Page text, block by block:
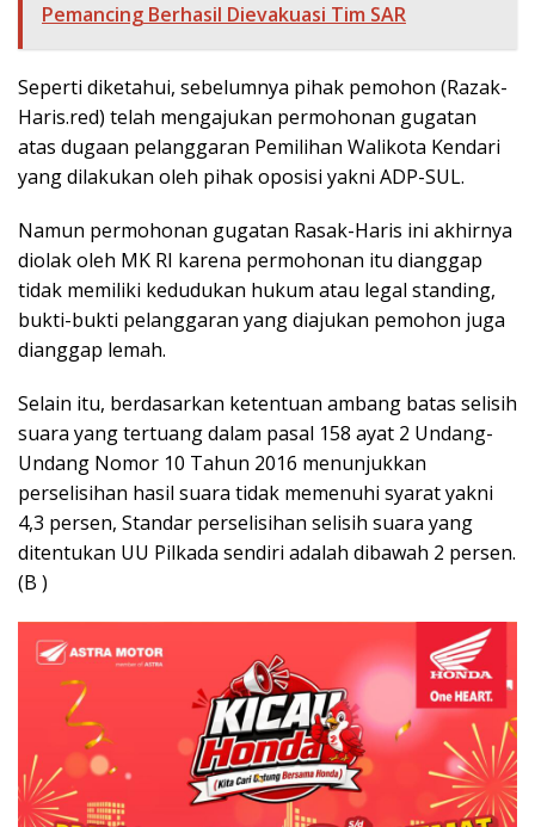
Pemancing Berhasil Dievakuasi Tim SAR
Seperti diketahui, sebelumnya pihak pemohon (Razak-
Haris.red) telah mengajukan permohonan gugatan
atas dugaan pelanggaran Pemilihan Walikota Kendari
yang dilakukan oleh pihak oposisi yakni ADP-SUL.
Namun permohonan gugatan Rasak-Haris ini akhirnya
diolak oleh MK RI karena permohonan itu dianggap
tidak memiliki kedudukan hukum atau legal standing,
bukti-bukti pelanggaran yang diajukan pemohon juga
dianggap lemah.
Selain itu, berdasarkan ketentuan ambang batas selisih
suara yang tertuang dalam pasal 158 ayat 2 Undang-
Undang Nomor 10 Tahun 2016 menunjukkan
perselisihan hasil suara tidak memenuhi syarat yakni
4,3 persen, Standar perselisihan selisih suara yang
ditentukan UU Pilkada sendiri adalah dibawah 2 persen.
(B )